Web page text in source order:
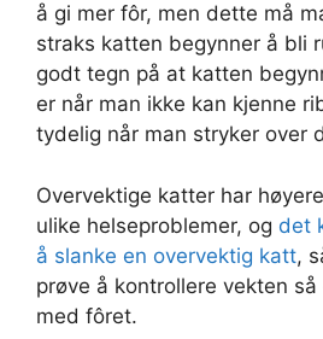
å gi mer fôr, men dette må
straks katten begynner å bli
godt tegn på at katten
er når man ikke kan kjenne
tydelig når man stryker over
Overvektige katter har
ulike helseproblemer, og det
å slanke en overvektig katt,
prøve å kontrollere vekten
med fôret.